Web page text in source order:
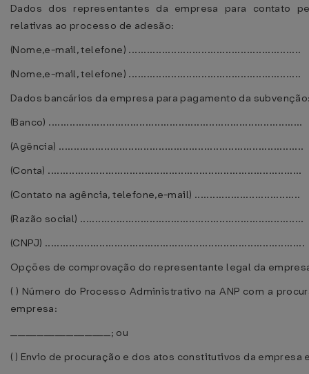
Dados dos representantes da empresa para contato
relativas ao processo de adesão:
(Nome,e-mail, telefone) .........................................................
(Nome,e-mail, telefone) .........................................................
Dados bancários da empresa para pagamento da
(Banco) ....................................................................................
(Agência) .................................................................................
(Conta) ....................................................................................
(Contato na agência, telefone,e-mail) ...................................
(Razão social) ..........................................................................
(CNPJ) ......................................................................................
Opções de comprovação do representante legal da
( ) Número do Processo Administrativo na ANP com a
empresa:
___________________________; ou
( ) Envio de procuração e dos atos constitutivos da empresa